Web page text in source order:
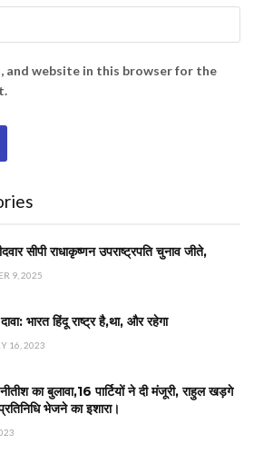
and website in this browser for the
सीपी राधाकृष्णन उपराष्ट्रपति चुनाव जीते,
9, 2025
भारत हिंदू राष्ट्र है,था, और रहेगा
16, 2023
का बुलावा,16 पार्टियों ने दी मंजूरी, राहुल खड़गे
भेजने का इशारा।